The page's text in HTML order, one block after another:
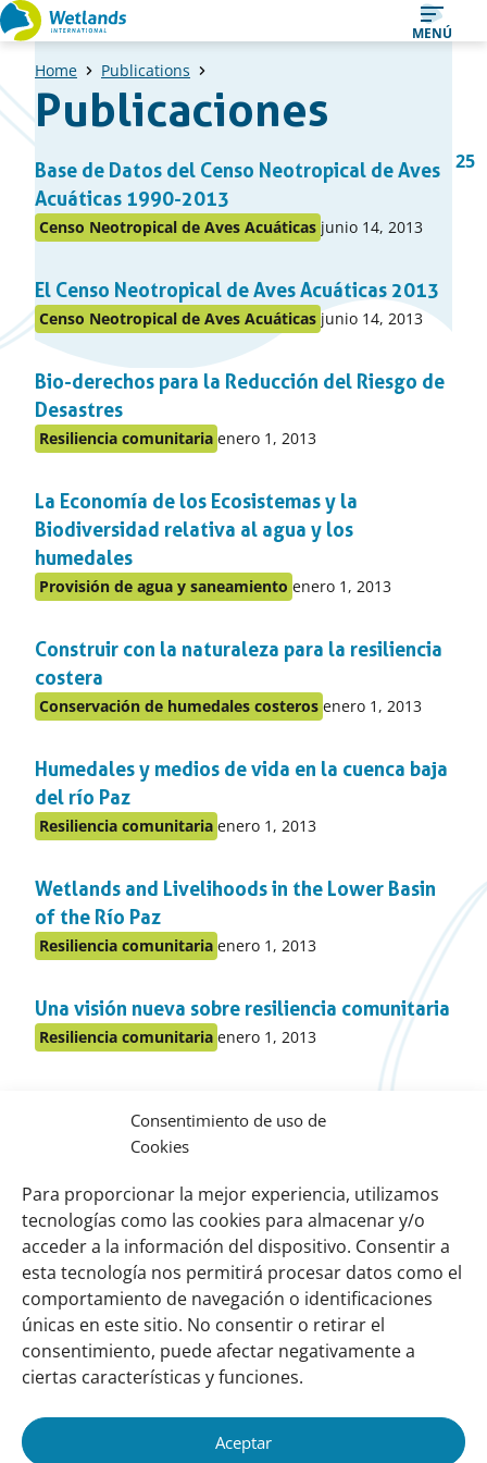
Consentimiento de uso de
Cookies
Para proporcionar la mejor experiencia, utilizamos
tecnologías como las cookies para almacenar y/o
acceder a la información del dispositivo. Consentir a
esta tecnología nos permitirá procesar datos como el
comportamiento de navegación o identificaciones
únicas en este sitio. No consentir o retirar el
consentimiento, puede afectar negativamente a
ciertas características y funciones.
Aceptar
Ir
al
contenido
MENÚ
Home Publications
Publicaciones
Una
lista
de
items
Base de Datos del Censo Neotropical de Aves
Acuáticas 1990-2013
Publicado
el
apartado
Censo Neotropical de Aves Acuáticas Publicado
junio 14, 2013
El Censo Neotropical de Aves Acuáticas 2013
Publicado
el
apartado
Censo Neotropical de Aves Acuáticas Publicado
junio 14, 2013
Bio-derechos para la Reducción del Riesgo de
Desastres
Publicado
el
apartado
Resiliencia comunitaria Publicado
enero 1, 2013
La Economía de los Ecosistemas y la
Biodiversidad relativa al agua y los
humedales
Publicado
el
apartado
Provisión de agua y saneamiento Publicado
enero 1, 2013
Construir con la naturaleza para la resiliencia
costera
Publicado
el
apartado
Conservación de humedales costeros Publicado
enero 1, 2013
Humedales y medios de vida en la cuenca baja
del río Paz
Publicado
el
apartado
Resiliencia comunitaria Publicado
enero 1, 2013
Wetlands and Livelihoods in the Lower Basin
of the Río Paz
Publicado
el
apartado
Resiliencia comunitaria Publicado
enero 1, 2013
Una visión nueva sobre resiliencia comunitaria
Publicado
Resiliencia comunitaria Publicado
enero 1, 2013
el
apartado
Resiliencia comunitariaPublicado
enero 1, 2013
Integrating ecosystems in resilience practice
Publicado
en
el
apartado
Resiliencia comunitariaPublicado
en:
enero 1, 2013
Página
Página
1 … 25
Links
importantes
Sobre nosotros
Nuestra red
Misión y Visión
Nuestra historia